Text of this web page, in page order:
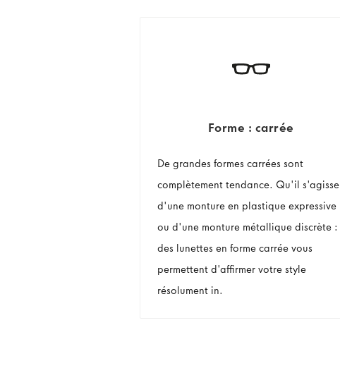
Forme : carrée
De grandes formes carrées sont
complètement tendance. Qu'il s'agisse
d'une monture en plastique expressive
ou d'une monture métallique discrète :
des lunettes en forme carrée vous
permettent d'affirmer votre style
résolument in.